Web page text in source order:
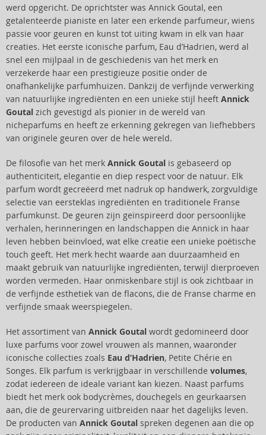
werd opgericht. De oprichtster was Annick Goutal, een
getalenteerde pianiste en later een erkende parfumeur, wiens
passie voor geuren en kunst tot uiting kwam in elk van haar
creaties. Het eerste iconische parfum, Eau d’Hadrien, werd al
snel een mijlpaal in de geschiedenis van het merk en
verzekerde haar een prestigieuze positie onder de
onafhankelijke parfumhuizen. Dankzij de verfijnde verwerking
van natuurlijke ingrediënten en een unieke stijl heeft Annick
Goutal zich gevestigd als pionier in de wereld van
nicheparfums en heeft ze erkenning gekregen van liefhebbers
van originele geuren over de hele wereld.
De filosofie van het merk Annick Goutal is gebaseerd op
authenticiteit, elegantie en diep respect voor de natuur. Elk
parfum wordt gecreëerd met nadruk op handwerk, zorgvuldige
selectie van eersteklas ingrediënten en traditionele Franse
parfumkunst. De geuren zijn geïnspireerd door persoonlijke
verhalen, herinneringen en landschappen die Annick in haar
leven hebben beïnvloed, wat elke creatie een unieke poëtische
touch geeft. Het merk hecht waarde aan duurzaamheid en
maakt gebruik van natuurlijke ingrediënten, terwijl dierproeven
worden vermeden. Haar onmiskenbare stijl is ook zichtbaar in
de verfijnde esthetiek van de flacons, die de Franse charme en
verfijnde smaak weerspiegelen.
Het assortiment van Annick Goutal wordt gedomineerd door
luxe parfums voor zowel vrouwen als mannen, waaronder
iconische collecties zoals Eau d’Hadrien, Petite Chérie en
Songes. Elk parfum is verkrijgbaar in verschillende volumes,
zodat iedereen de ideale variant kan kiezen. Naast parfums
biedt het merk ook bodycrèmes, douchegels en geurkaarsen
aan, die de geurervaring uitbreiden naar het dagelijks leven.
De producten van Annick Goutal spreken degenen aan die op